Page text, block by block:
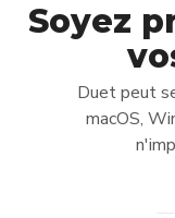
Use your
Mac or PC
Soyez
Duet peut
macOS,